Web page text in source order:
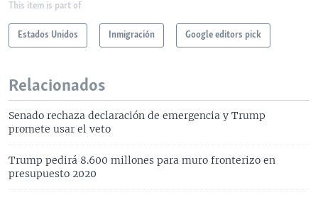
This item is part of
Estados Unidos Inmigración Google editors pick
Relacionados
Senado rechaza declaración de emergencia y Trump
promete usar el veto
Trump pedirá 8.600 millones para muro fronterizo en
presupuesto 2020